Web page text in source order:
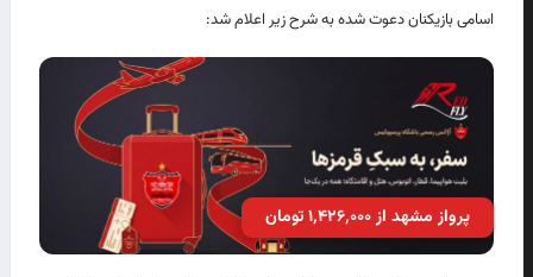
اسامی بازیکنان دعوت شده به شرح زیر اعلام شد:
پرواز مشهد از ۱٬۴۲۶٬۰۰۰ تومان